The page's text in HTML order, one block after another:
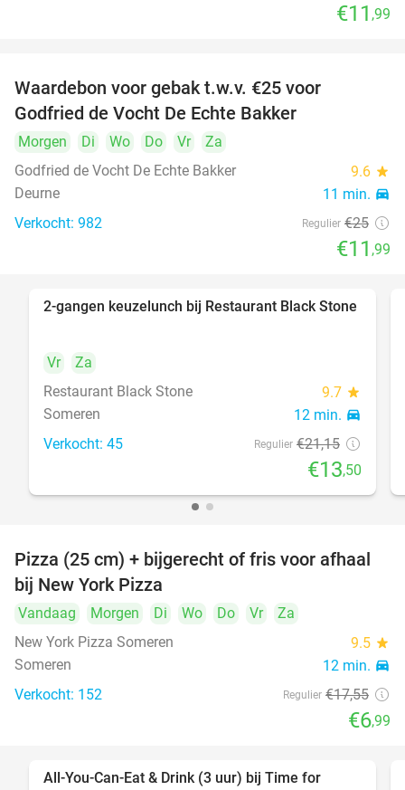
€11 ,99
Waardebon voor gebak t.w.v. €25 voor
Godfried de Vocht De Echte Bakker
Morgen Di Wo Do Vr
Za
Godfried de Vocht De Echte Bakker
9.6 star
Deurne 11 min. directions_car
Verkocht: 982 Regulier €25
€11 ,99
36%
2-gangen keuzelunch bij Restaurant Black Stone
Vr
Za
Restaurant Black Stone
9.7 star
Someren 12 min. directions_car
Verkocht: 45 Regulier €21,15
€13,50
60%
Pizza (25 cm) + bijgerecht of fris voor afhaal
bij New York Pizza
Vandaag Morgen Di Wo Do Vr
Za
New York Pizza Someren
9.5 star
Someren 12 min. directions_car
Verkocht: 152 Regulier €17,55
€6,99
All-You-Can-Eat & Drink (3 uur) bij Time for